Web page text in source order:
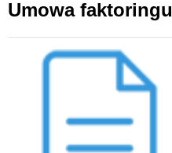
Umowa faktoringu